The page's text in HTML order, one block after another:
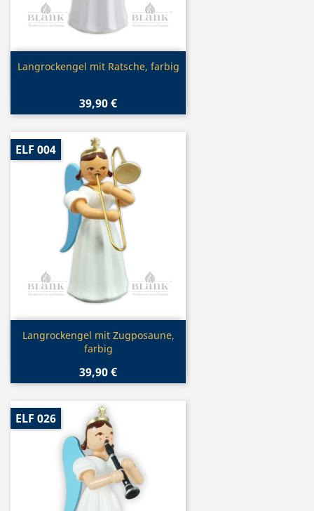
Vorschau
Langrockengel mit Ratsche, farbig
39,90 €
Vorschau
Langrockengel mit Zugposaune,
farbig
39,90 €
ELF 004
ELF 026